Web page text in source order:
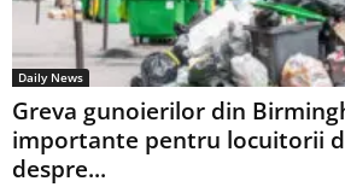
Daily News
Greva gunoierilor din
importante pentru locuitorii
despre...